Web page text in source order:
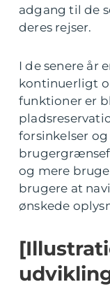
adgang til de
deres rejser.
I de senere år
kontinuerligt
funktioner er
forsinkelser
og mere
brugere at
ønskede